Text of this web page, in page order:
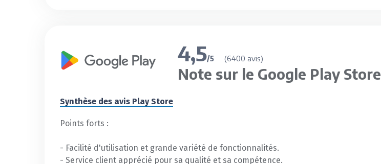
4,5/5 (6400 avis)
Note sur le Google Play Store
Synthèse des avis Play Store
Points forts :
- Facilité d'utilisation et grande variété de fonctionnalités.
- Service client apprécié pour sa qualité et sa compétence.